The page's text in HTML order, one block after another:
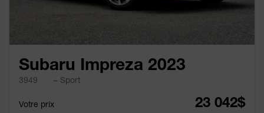
Subaru Impreza 2023
3949 – Sport
Votre prix 23 042$